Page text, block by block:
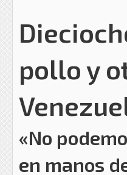
pollo y
«No
en manos